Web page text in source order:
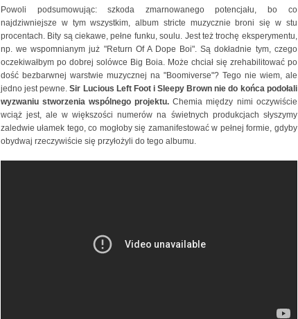
Powoli podsumowując: szkoda zmarnowanego potencjału, bo co
najdziwniejsze w tym wszystkim, album stricte muzycznie broni się w stu
procentach. Bity są ciekawe, pełne funku, soulu. Jest też trochę eksperymentu,
np. we wspomnianym już "Return Of A Dope Boi". Są dokładnie tym, czego
oczekiwałbym po dobrej solówce Big Boia. Może chciał się zrehabilitować po
dość bezbarwnej warstwie muzycznej na "Boomiverse"? Tego nie wiem, ale
jedno jest pewne. Sir Lucious Left Foot i Sleepy Brown nie do końca podołali
wyzwaniu stworzenia wspólnego projektu. Chemia między nimi oczywiście
wciąż jest, ale w większości numerów na świetnych produkcjach słyszymy
zaledwie ułamek tego, co mogłoby się zamanifestować w pełnej formie, gdyby
obydwaj rzeczywiście się przyłożyli do tego albumu.